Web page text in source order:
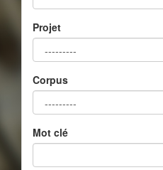
Projet
Corpus
Mot clé